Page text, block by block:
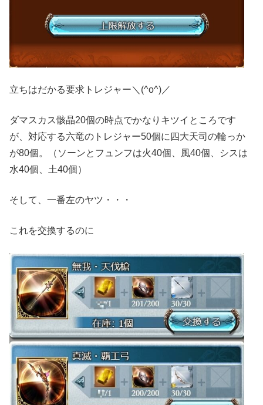
立ちはだかる要求トレジャー＼(^o^)／
ダマスカス骸晶20個の時点でかなりキツイところです
が、対応する六竜のトレジャー50個に四大天司の輪っか
が80個。（ソーンとフュンフは火40個、風40個、シスは
水40個、土40個）
そして、一番左のヤツ・・・
これを交換するのに